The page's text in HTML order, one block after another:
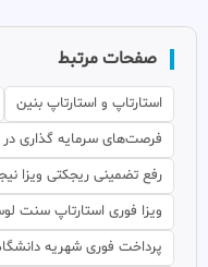
صفحات مرتبط
استارتاپ و استارتاپ بنین
فرصت‌های سرمایه گذاری در
رفع تضمینی ریجکتی ویزا
ویزا فوری استارتاپ سنت
پرداخت فوری شهریه